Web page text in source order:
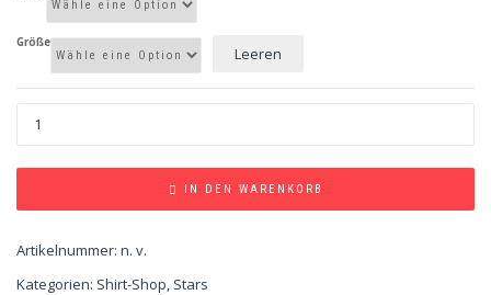
Größe
Leeren
IN DEN WARENKORB
Artikelnummer: n. v.
Kategorien: Shirt-Shop, Stars